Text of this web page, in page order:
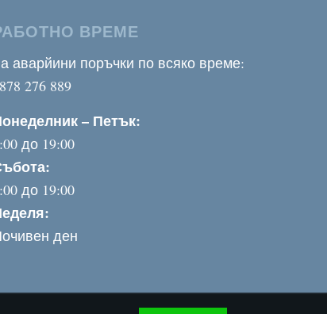
ВРЕМЕ
аварйини поръчки по всяко време:
276 889
– Петък:
до 19:00
до 19:00
ден